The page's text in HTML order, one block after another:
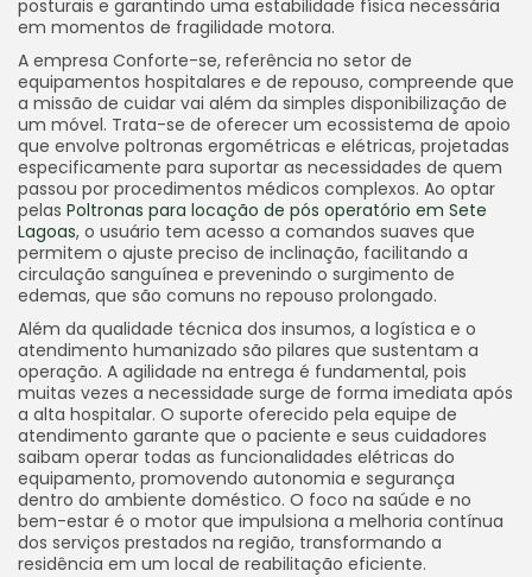
posturais e garantindo uma estabilidade física necessária
em momentos de fragilidade motora.
A empresa Conforte-se, referência no setor de
equipamentos hospitalares e de repouso, compreende que
a missão de cuidar vai além da simples disponibilização de
um móvel. Trata-se de oferecer um ecossistema de apoio
que envolve poltronas ergométricas e elétricas, projetadas
especificamente para suportar as necessidades de quem
passou por procedimentos médicos complexos. Ao optar
pelas Poltronas para locação de pós operatório em Sete
Lagoas, o usuário tem acesso a comandos suaves que
permitem o ajuste preciso de inclinação, facilitando a
circulação sanguínea e prevenindo o surgimento de
edemas, que são comuns no repouso prolongado.
Além da qualidade técnica dos insumos, a logística e o
atendimento humanizado são pilares que sustentam a
operação. A agilidade na entrega é fundamental, pois
muitas vezes a necessidade surge de forma imediata após
a alta hospitalar. O suporte oferecido pela equipe de
atendimento garante que o paciente e seus cuidadores
saibam operar todas as funcionalidades elétricas do
equipamento, promovendo autonomia e segurança
dentro do ambiente doméstico. O foco na saúde e no
bem-estar é o motor que impulsiona a melhoria contínua
dos serviços prestados na região, transformando a
residência em um local de reabilitação eficiente.